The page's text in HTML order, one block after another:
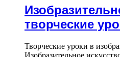
творческие
Творческие уроки в
Изобразительное